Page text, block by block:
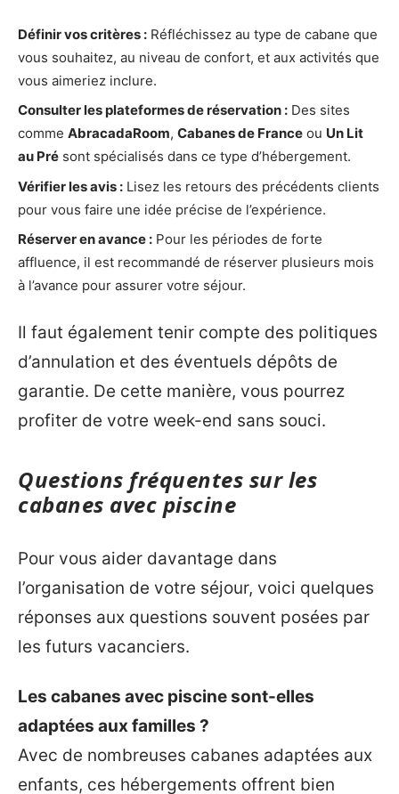
Définir vos critères : Réfléchissez au type de cabane que
vous souhaitez, au niveau de confort, et aux activités que
vous aimeriez inclure.
Consulter les plateformes de réservation : Des sites
comme AbracadaRoom, Cabanes de France ou Un Lit
au Pré sont spécialisés dans ce type d’hébergement.
Vérifier les avis : Lisez les retours des précédents clients
pour vous faire une idée précise de l’expérience.
Réserver en avance : Pour les périodes de forte
affluence, il est recommandé de réserver plusieurs mois
à l’avance pour assurer votre séjour.
Il faut également tenir compte des politiques
d’annulation et des éventuels dépôts de
garantie. De cette manière, vous pourrez
profiter de votre week-end sans souci.
Questions fréquentes sur les
cabanes avec piscine
Pour vous aider davantage dans
l’organisation de votre séjour, voici quelques
réponses aux questions souvent posées par
les futurs vacanciers.
Les cabanes avec piscine sont-elles
adaptées aux familles ?
Avec de nombreuses cabanes adaptées aux
enfants, ces hébergements offrent bien